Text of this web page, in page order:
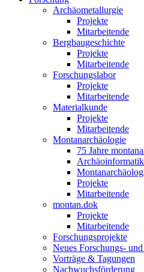
Archäometallurgie
Projekte
Mitarbeitende
Bergbaugeschichte
Projekte
Mitarbeitende
Forschungslabor
Projekte
Mitarbeitende
Materialkunde
Projekte
Mitarbeitende
Montanarchäologie
75 Jahre
Archäoinformatik
Projekte
Mitarbeitende
montan.dok
Projekte
Mitarbeitende
Forschungsprojekte
Neues Forschungs-
Vorträge & Tagungen
Nachwuchsförderung